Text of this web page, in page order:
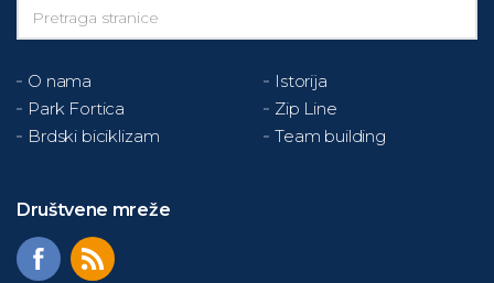
O nama
Istorija
Park Fortica
Zip Line
Brdski biciklizam
Team building
Društvene mreže